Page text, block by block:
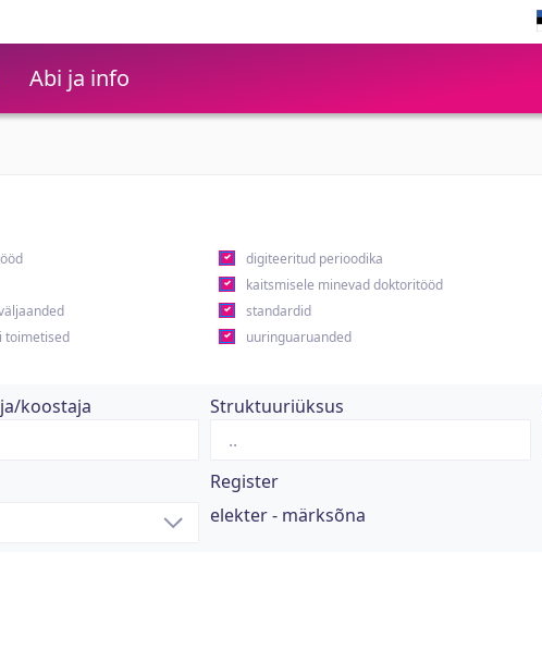
Abi ja info
digiteeritud perioodika
kaitsmisele minevad doktoritööd
standardid
toimetised uuringuaruanded
koostaja Struktuuriüksus
Register
elekter - märksõna